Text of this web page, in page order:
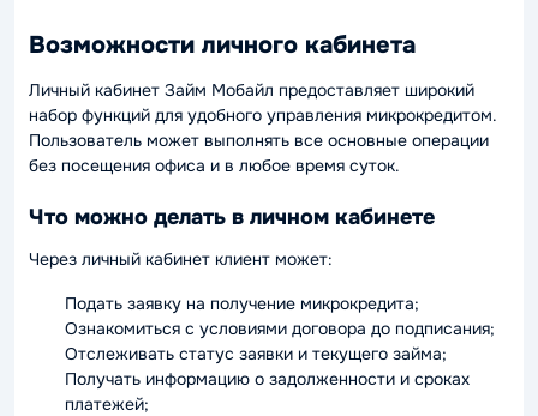
Возможности личного кабинета
Личный кабинет Займ Мобайл предоставляет широкий
набор функций для удобного управления микрокредитом.
Пользователь может выполнять все основные операции
без посещения офиса и в любое время суток.
Что можно делать в личном кабинете
Через личный кабинет клиент может:
Подать заявку на получение микрокредита;
Ознакомиться с условиями договора до подписания;
Отслеживать статус заявки и текущего займа;
Получать информацию о задолженности и сроках
платежей;